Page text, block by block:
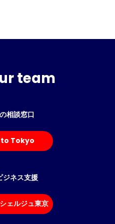
team
相談窓口
Tokyo
ジネス支援
ェルジュ東京